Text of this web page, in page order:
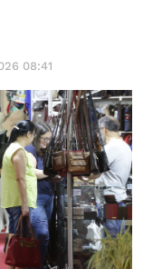
08:41